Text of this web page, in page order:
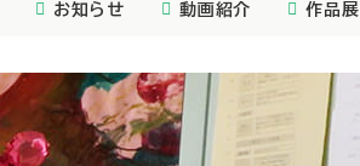
お知らせ 動画紹介 作品展